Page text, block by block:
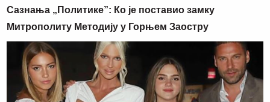
Сазнања „Политике”: Ко је поставио замку
Митрополиту Методију у Горњем Заостру